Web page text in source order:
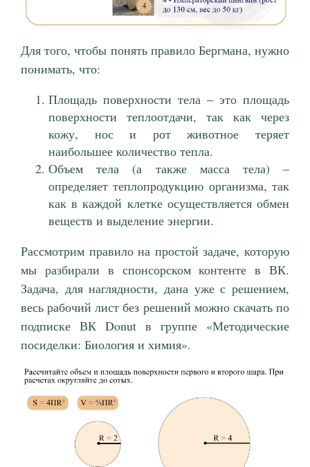
Для того, чтобы понять правило Бергмана, нужно
понимать, что:
Площадь поверхности тела – это площадь
поверхности теплоотдачи, так как через
кожу, нос и рот животное теряет
наибольшее количество тепла.
Объем тела (а также масса тела) –
определяет теплопродукцию организма, так
как в каждой клетке осуществляется обмен
веществ и выделение энергии.
Рассмотрим правило на простой задаче, которую
мы разбирали в спонсорском контенте в ВК.
Задача, для наглядности, дана уже с решением,
весь рабочий лист без решений можно скачать по
подписке ВК Donut в группе «Методические
посиделки: Биология и химия».